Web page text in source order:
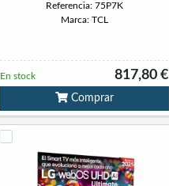
Referencia: 75P7K
Marca: TCL
817,80 €
En stock
Comprar